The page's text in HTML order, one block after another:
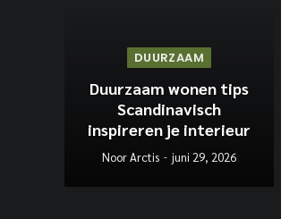
DUURZAAM
Duurzaam wonen tips
Scandinavisch
inspireren je interieur
Noor Arctis juni 29, 2026